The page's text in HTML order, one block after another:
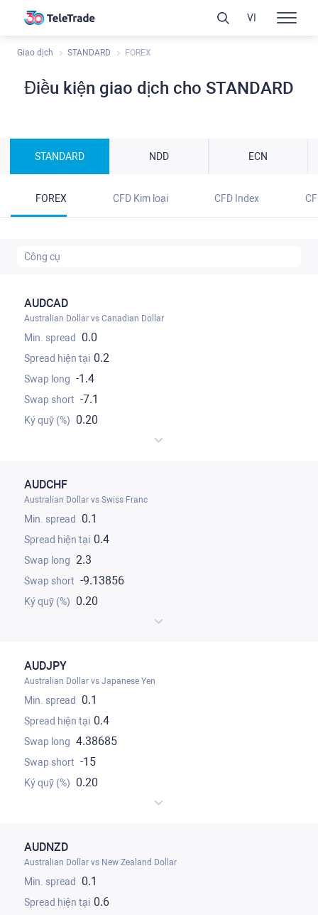
Giao dịch STANDARD FOREX
Điều kiện giao dịch cho STANDARD
STANDARD NDD ECN
FOREX CFD Kim loại CFD Index
AUDCAD
Australian Dollar vs Canadian Dollar
0.0
0.2
-1.4
-7.1
0.20
AUDCHF
Australian Dollar vs Swiss Franc
0.1
0.4
2.3
-9.13856
0.20
AUDJPY
Australian Dollar vs Japanese Yen
0.1
0.4
4.38685
-15
0.20
AUDNZD
Australian Dollar vs New Zealand Dollar
0.1
0.6
VI